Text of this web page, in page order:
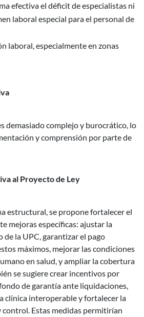
efectiva el déficit de especialistas ni
laboral especial para el personal de
laboral, especialmente en zonas
demasiado complejo y burocrático, lo
y comprensión por parte de
al Proyecto de Ley
estructural, se propone fortalecer el
mejoras específicas: ajustar la
de la UPC, garantizar el pago
máximos, mejorar las condiciones
en salud, y ampliar la cobertura
se sugiere crear incentivos por
de garantía ante liquidaciones,
clínica interoperable y fortalecer la
control. Estas medidas permitirían